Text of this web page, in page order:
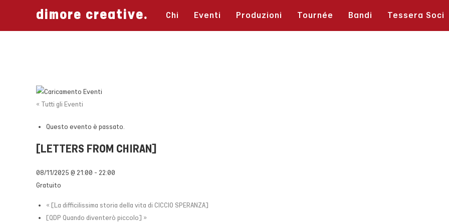
contenuto
dimore creative. Chi Eventi Produzioni Tournée Bandi Tessera Soci
[ Biglietti ]
« Tutti gli Eventi
Questo evento è passato.
[LETTERS FROM CHIRAN]
08/11/2025 @ 21:00 - 22:00
Gratuito
« [La difficilissima storia della vita di CICCIO SPERANZA]
[QDP Quando diventerò piccolo] »